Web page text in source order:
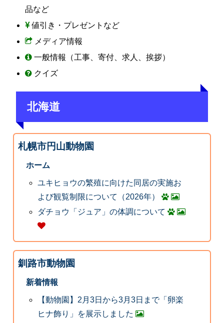
品など
値引き・プレゼントなど
メディア情報
一般情報（工事、寄付、求人、挨拶）
クイズ
北海道
札幌市円山動物園
ホーム
ユキヒョウの繁殖に向けた同居の実施お
よび観覧制限について（2026年）
ダチョウ「ジュア」の体調について
釧路市動物園
新着情報
【動物園】2月3日から3月3日まで「卵楽
ヒナ飾り」を展示しました